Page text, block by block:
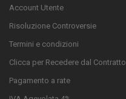
Account Utente
Risoluzione Controversie
Termini e condizioni
Clicca per Recedere dal Contratto
Pagamento a rate